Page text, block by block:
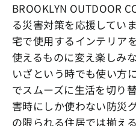
BROOKLYN OUTDOOR
る災害対策を応援してい
宅で使用するインテリア
使えるものに変え楽しみ
いざという時でも使い方
でスムーズに生活を切り
害時にしか使わない防災
の限られる住居では揃え